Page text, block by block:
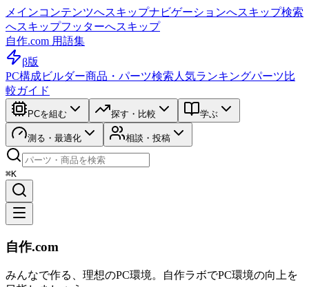
メインコンテンツへスキップナビゲーションへスキップ検索
へスキップフッターへスキップ
自作.com 用語集
β版
PC構成ビルダー商品・パーツ検索 人気ランキングパーツ比
較ガイド
PCを組む 探す・比較 学ぶ
測る・最適化 相談・投稿
⌘K
自作.com
みんなで作る、理想のPC環境。 自作ラボでPC環境の向上を